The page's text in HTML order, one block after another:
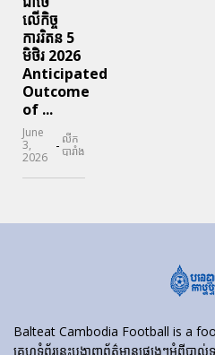
លើកិច្ច
ការរិតន 5
មិថិរ 2026
Anticipated
Outcome
of ...
June
3,
2026
- លីក
បារាំង
Balteat Cambodia Football is a
គេហទំព័រ​នេះ​បង្ហាញ​ព័ត៌មាន​ផ្សេងៗ​អំពី​បា